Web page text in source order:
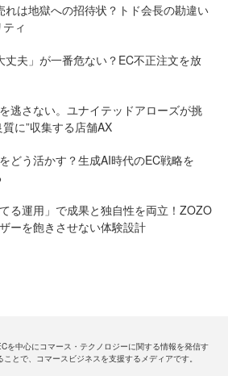
れは地獄への招待状？トド会長の勘違い
ィ
丈夫」が一番危ない？EC不正注文を放
逃さない。ユナイテッドアローズが挑
に”収集する店舗AX
どう活かす？生成AI時代のEC戦略を
る運用」で成果と独自性を両立！ZOZO
ーを飽きさせない体験設計
を中心にコマース・テクノロジーに関する情報を発信す
ことで、コマースビジネスを支援するメディアです。